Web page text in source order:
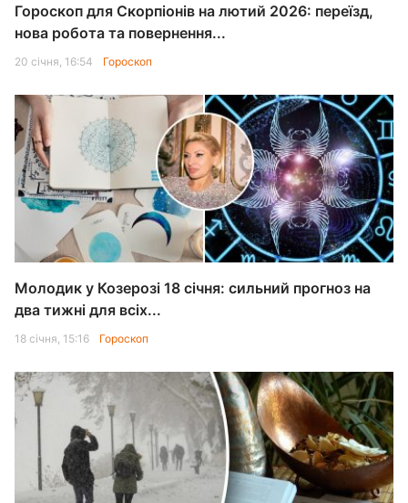
Гороскоп для Скорпіонів на лютий 2026: переїзд,
нова робота та повернення...
20 січня, 16:54 Гороскоп
Молодик у Козерозі 18 січня: сильний прогноз на
два тижні для всіх...
18 січня, 15:16 Гороскоп